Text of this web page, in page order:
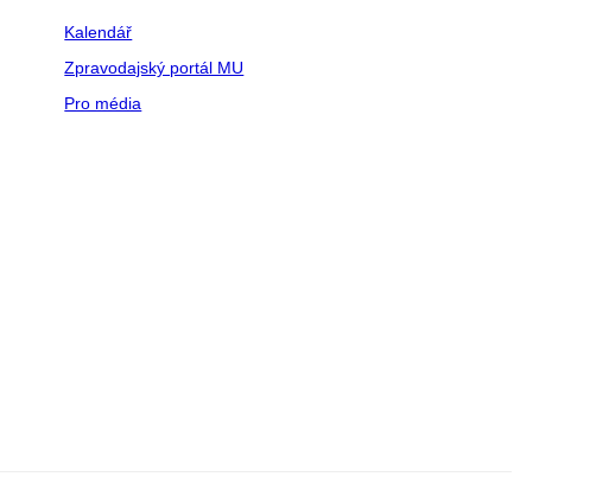
Kalendář
Zpravodajský portál MU
Pro média